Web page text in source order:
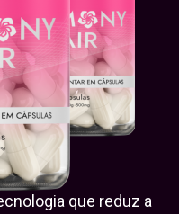
que reduz a